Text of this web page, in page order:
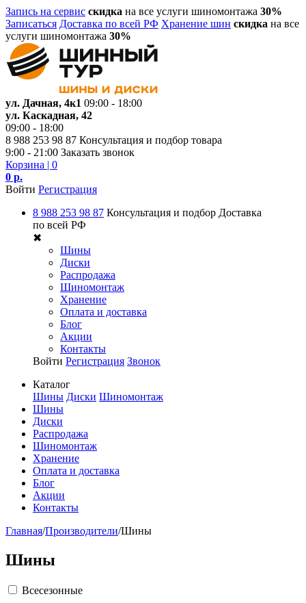
Запись на сервис скидка на все услуги шиномонтажа 30%
Записаться Доставка по всей РФ Хранение шин скидка на все
услуги шиномонтажа 30%
ул. Дачная, 4к1 09:00 - 18:00
ул. Каскадная, 42
09:00 - 18:00
8 988 253 98 87 Консультация и подбор товара
9:00 - 21:00 Заказать звонок
Корзина | 0
0 р.
Войти Регистрация
8 988 253 98 87 Консультация и подбор Доставка
по всей РФ
✖
Шины
Диски
Распродажа
Шиномонтаж
Хранение
Оплата и доставка
Блог
Акции
Контакты
Войти Регистрация Звонок
Каталог
Шины Диски Шиномонтаж
Шины
Диски
Распродажа
Шиномонтаж
Хранение
Оплата и доставка
Блог
Акции
Контакты
Главная/Производители/Шины
Шины
Всесезонные